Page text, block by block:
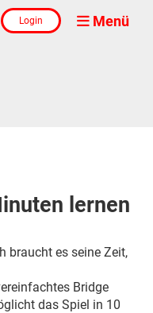
Login Menü
lernen
braucht es seine Zeit,
Bridge
das Spiel in 10